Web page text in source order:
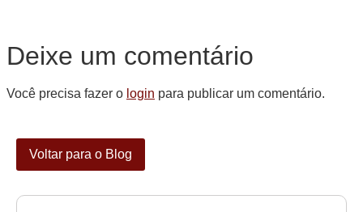
Deixe um comentário
Você precisa fazer o login para publicar um comentário.
Voltar para o Blog